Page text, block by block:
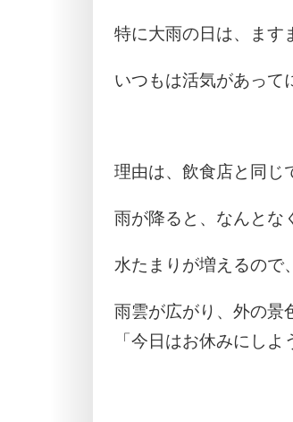
特に大雨の日は、ます
いつもは活気があって
理由は、飲食店と同じ
雨が降ると、なんとな
水たまりが増えるので
雨雲が広がり、外の景
「今日はお休みにしよ